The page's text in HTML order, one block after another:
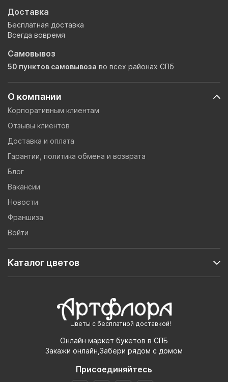
Цветы с бесплатной доставкой!
Онлайн маркет букетов в СПБ
Закажи онлайн,Забери рядом с домом
Присоединяйтесь
О компании
Корпоративным клиентам
Отзывы клиентов
Доставка и оплата
Гарантии, политика обмена и возврата
Блог
Вакансии
Новости
Франшиза
Войти
Каталог цветов
Доставка
Бесплатная доставка
Всегда вовремя
Самовывоз
50 пунктов самовывоза во всех районах СПб